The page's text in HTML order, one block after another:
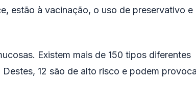
estão à vacinação, o uso de preservativo e
Existem mais de 150 tipos diferentes
12 são de alto risco e podem